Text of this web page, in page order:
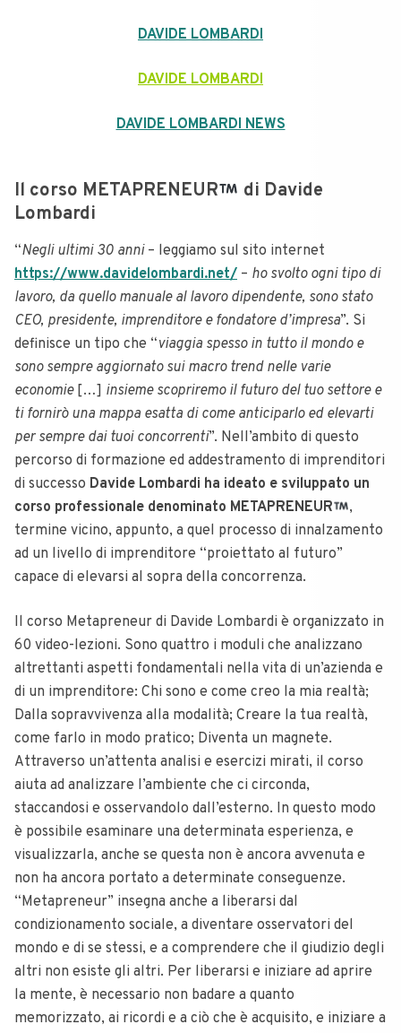
DAVIDE LOMBARDI
DAVIDE LOMBARDI
DAVIDE LOMBARDI NEWS
Il corso METAPRENEUR
di Davide
Lombardi
“Negli ultimi 30 anni – leggiamo sul sito internet
https://www.davidelombardi.net/ – ho svolto ogni tipo di
lavoro, da quello manuale al lavoro dipendente, sono stato
CEO, presidente, imprenditore e fondatore d’impresa”. Si
definisce un tipo che “viaggia spesso in tutto il mondo e
sono sempre aggiornato sui macro trend nelle varie
economie[…] insieme scopriremo il futuro del tuo settore e
ti fornirò una mappa esatta di come anticiparlo ed elevarti
per sempre dai tuoi concorrenti”. Nell’ambito di questo
percorso di formazione ed addestramento di imprenditori
di successo Davide Lombardi ha ideato e sviluppato un
corso professionale denominato METAPRENEUR
,
termine vicino, appunto, a quel processo di innalzamento
ad un livello di imprenditore “proiettato al futuro”
capace di elevarsi al sopra della concorrenza.
Il corso Metapreneur di Davide Lombardi è organizzato in
60 video-lezioni. Sono quattro i moduli che analizzano
altrettanti aspetti fondamentali nella vita di un’azienda e
di un imprenditore: Chi sono e come creo la mia realtà;
Dalla sopravvivenza alla modalità; Creare la tua realtà,
come farlo in modo pratico; Diventa un magnete.
Attraverso un’attenta analisi e esercizi mirati, il corso
aiuta ad analizzare l’ambiente che ci circonda,
staccandosi e osservandolo dall’esterno. In questo modo
è possibile esaminare una determinata esperienza, e
visualizzarla, anche se questa non è ancora avvenuta e
non ha ancora portato a determinate conseguenze.
“Metapreneur” insegna anche a liberarsi dal
condizionamento sociale, a diventare osservatori del
mondo e di se stessi, e a comprendere che il giudizio degli
altri non esiste gli altri. Per liberarsi e iniziare ad aprire
la mente, è necessario non badare a quanto
memorizzato, ai ricordi e a ciò che è acquisito, e iniziare a